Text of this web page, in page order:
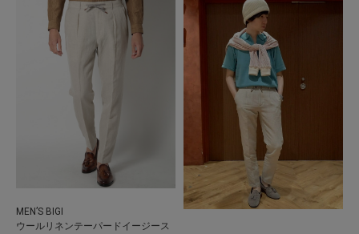
MEN’S BIGI
ウールリネンテーパードイージース